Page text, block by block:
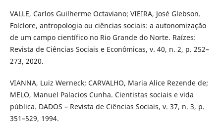
VALLE, Carlos Guilherme Octaviano; VIEIRA, José Glebson.
Folclore, antropologia ou ciências sociais: a autonomização
de um campo científico no Rio Grande do Norte. Raízes:
Revista de Ciências Sociais e Econômicas, v. 40, n. 2, p. 252–
273, 2020.
VIANNA, Luiz Werneck; CARVALHO, Maria Alice Rezende de;
MELO, Manuel Palacios Cunha. Cientistas sociais e vida
pública. DADOS – Revista de Ciências Sociais, v. 37, n. 3, p.
351–529, 1994.